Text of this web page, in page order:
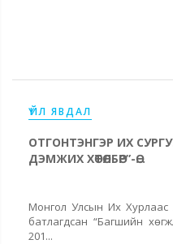
ҮЙЛ ЯВДАЛ
ОТГОНТЭНГЭР ИХ
ДЭМЖИХ ХӨТӨЛБӨР”-Ө...
Монгол Улсын Их
батлагдсан “Багшийн
201...